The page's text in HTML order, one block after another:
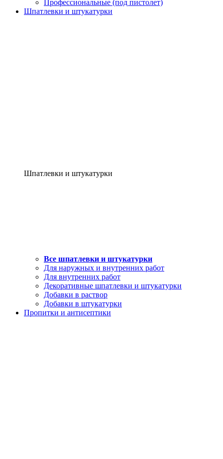
Профессиональные (под пистолет)
Шпатлевки и штукатурки
Шпатлевки и штукатурки
Все шпатлевки и штукатурки
Для наружных и внутренних работ
Для внутренних работ
Декоративные шпатлевки и штукатурки
Добавки в раствор
Добавки в штукатурки
Пропитки и антисептики